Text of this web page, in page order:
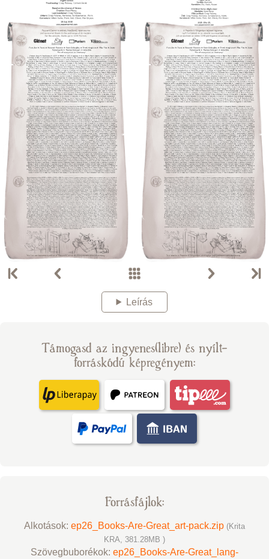
Leírás
Támogasd az ingyenes(libre) és nyílt-
forráskódú képregényem:
Forrásfájlok:
Alkotások: ep26_Books-Are-Great_art-pack.zip (Krita
KRA, 381.28MB )
Szövegbuborékok: ep26_Books-Are-Great_lang-